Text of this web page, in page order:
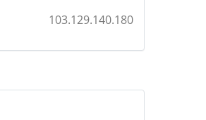
103.129.140.180